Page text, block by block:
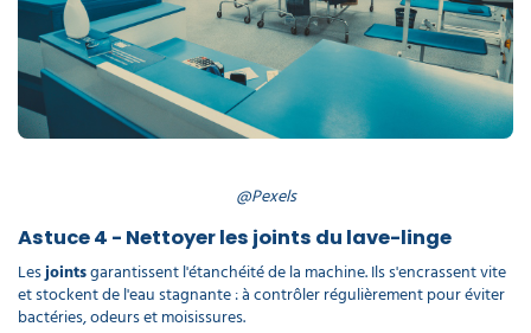
@Pexels
Astuce 4 - Nettoyer les joints du lave-linge
Lesjointsgarantissent l'étanchéité de la machine. Ils s'encrassent vite
et stockent de l'eau stagnante : à contrôler régulièrement pour éviter
bactéries, odeurs et moisissures.